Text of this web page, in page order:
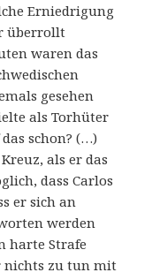
Erniedrigung
überrollt
waren das
gesehen
als Torhüter
schon?(…)
als er das
dass Carlos
er sich an
werden
harte Strafe
nichts zu tun mit